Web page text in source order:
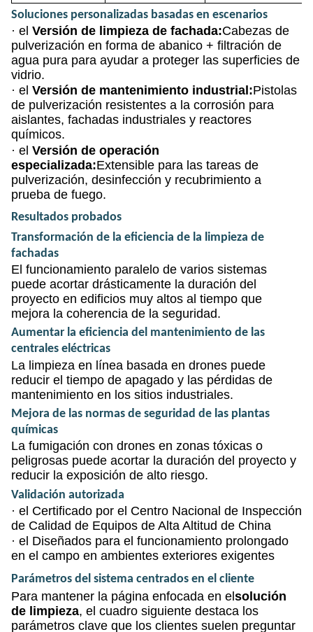
Soluciones personalizadas basadas en escenarios
· el Versión de limpieza de fachada:Cabezas de
pulverización en forma de abanico + filtración de
agua pura para ayudar a proteger las superficies de
vidrio.
· el Versión de mantenimiento industrial:Pistolas
de pulverización resistentes a la corrosión para
aislantes, fachadas industriales y reactores
químicos.
· el Versión de operación
especializada:Extensible para las tareas de
pulverización, desinfección y recubrimiento a
prueba de fuego.
Resultados probados
Transformación de la eficiencia de la limpieza de
fachadas
El funcionamiento paralelo de varios sistemas
puede acortar drásticamente la duración del
proyecto en edificios muy altos al tiempo que
mejora la coherencia de la seguridad.
Aumentar la eficiencia del mantenimiento de las
centrales eléctricas
La limpieza en línea basada en drones puede
reducir el tiempo de apagado y las pérdidas de
mantenimiento en los sitios industriales.
Mejora de las normas de seguridad de las plantas
químicas
La fumigación con drones en zonas tóxicas o
peligrosas puede acortar la duración del proyecto y
reducir la exposición de alto riesgo.
Validación autorizada
· el Certificado por el Centro Nacional de Inspección
de Calidad de Equipos de Alta Altitud de China
· el Diseñados para el funcionamiento prolongado
en el campo en ambientes exteriores exigentes
Parámetros del sistema centrados en el cliente
Para mantener la página enfocada en elsolución
de limpieza, el cuadro siguiente destaca los
parámetros clave que los clientes suelen preguntar